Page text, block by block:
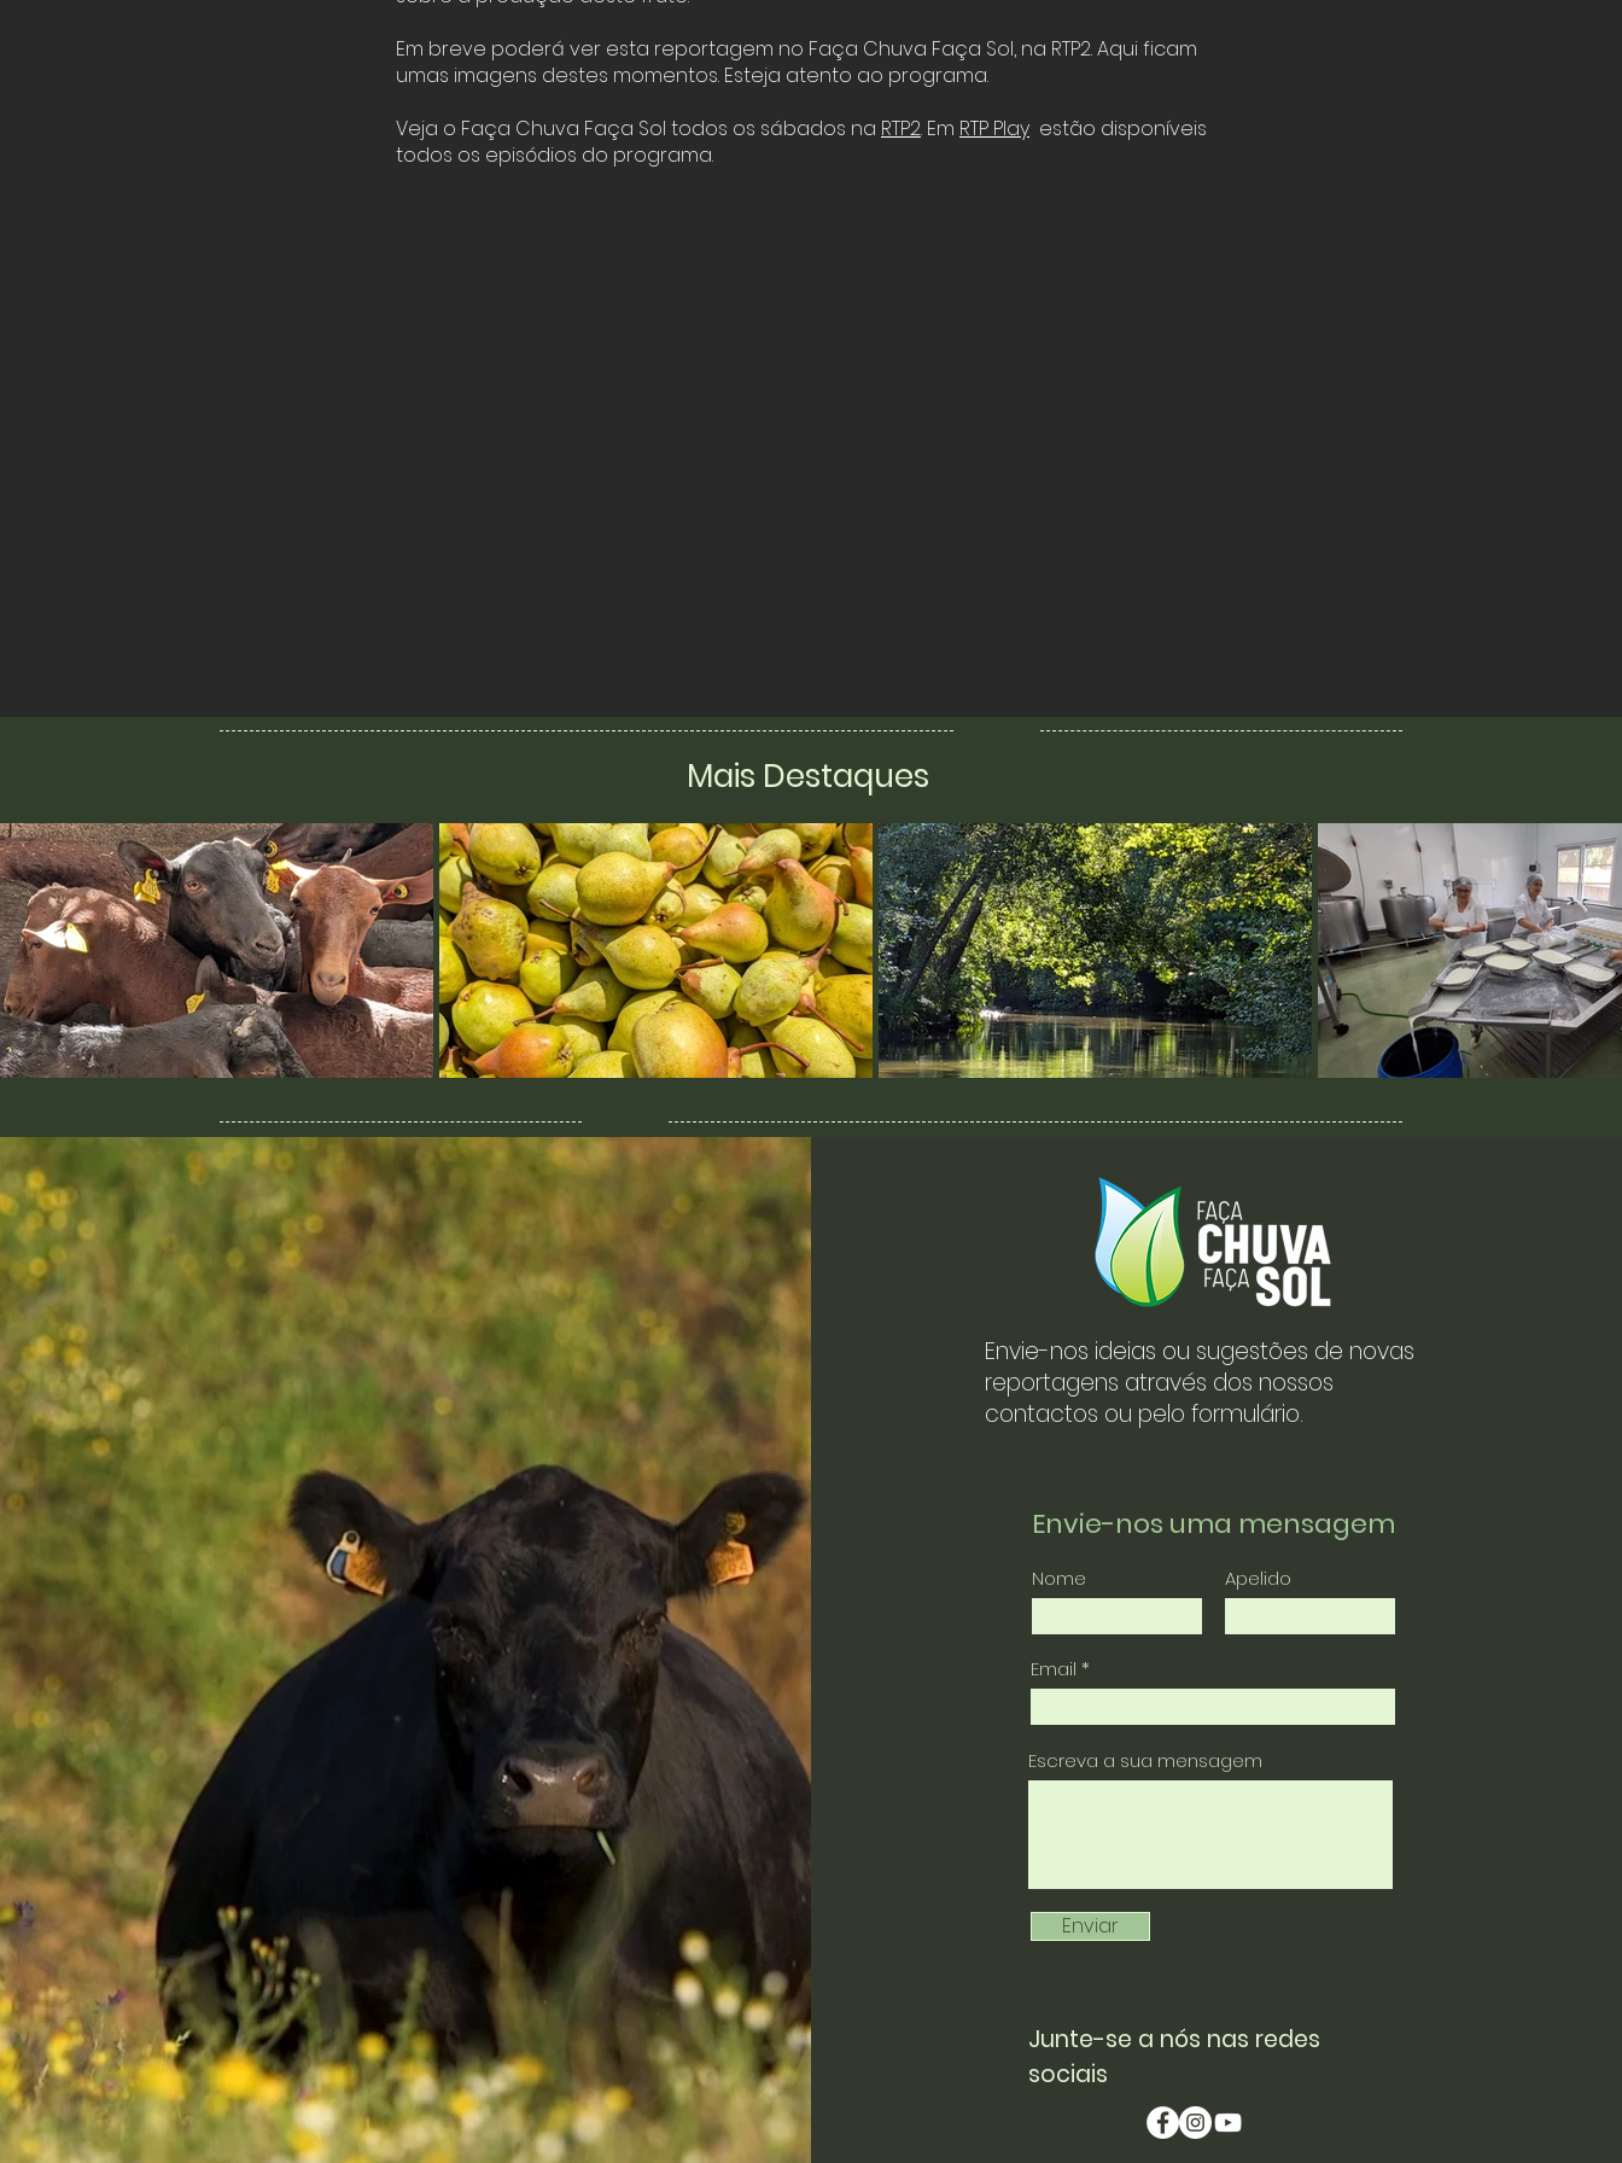
Em breve poderá ver esta reportagem no Faça Chuva Faça Sol, na RTP2. Aqui ficam
umas imagens destes momentos. Esteja atento ao programa.
Veja o Faça Chuva Faça Sol todos os sábados na RTP2. Em RTP Play estão disponíveis
todos os episódios do programa.
Mais Destaques
Envie-nos ideias ou sugestões de novas
reportagens através dos nossos
contactos ou pelo formulário.
Envie-nos uma mensagem
Nome Apelido
Email
Escreva a sua mensagem
Enviar
Junte-se a nós nas redes
sociais